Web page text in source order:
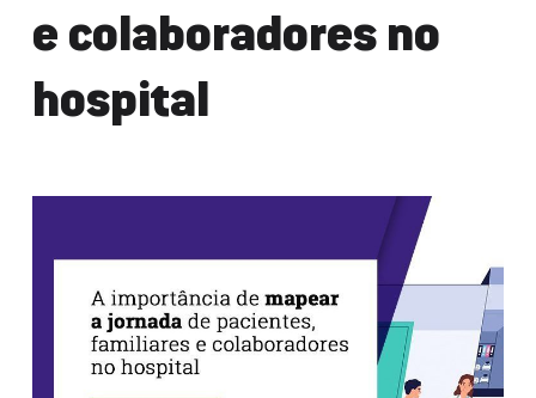
e colaboradores no
hospital